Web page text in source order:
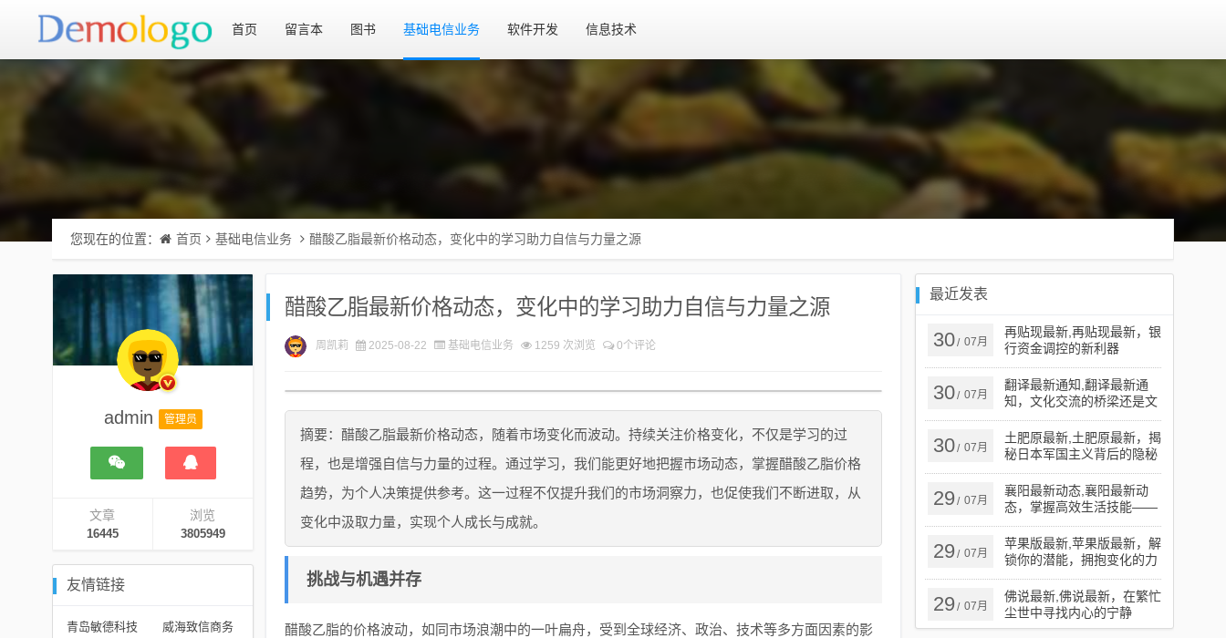
首页 留言本 图书 基础电信业务 软件开发 信息技术
您现在的位置： 首页 基础电信业务 醋酸乙脂最新价格动态，变化中的学习助力自信与力量之源
admin 管理员
文章
16445
浏览
3805949
友情链接
青岛敏德科技
威海致信商务
醋酸乙脂最新价格动态，变化中的学习助力自信与力量之源
周凯莉 2025-08-22 基础电信业务 1259 次浏览 0个评论
摘要：醋酸乙脂最新价格动态，随着市场变化而波动。持续关注价格变化，不仅是学习的过
程，也是增强自信与力量的过程。通过学习，我们能更好地把握市场动态，掌握醋酸乙脂价格
趋势，为个人决策提供参考。这一过程不仅提升我们的市场洞察力，也促使我们不断进取，从
变化中汲取力量，实现个人成长与成就。
挑战与机遇并存
醋酸乙脂的价格波动，如同市场浪潮中的一叶扁舟，受到全球经济、政治、技术等多方面因素的影
最近发表
30/ 07月
再贴现最新,再贴现最新，银
行资金调控的新利器
30/ 07月
翻译最新通知,翻译最新通
知，文化交流的桥梁还是文
化侵蚀的媒介？
30/ 07月
土肥原最新,土肥原最新，揭
秘日本军国主义背后的隐秘
行动
29/ 07月
襄阳最新动态,襄阳最新动
态，掌握高效生活技能——
DIY家庭绿植墙
29/ 07月
苹果版最新,苹果版最新，解
锁你的潜能，拥抱变化的力
量
29/ 07月
佛说最新,佛说最新，在繁忙
尘世中寻找内心的宁静